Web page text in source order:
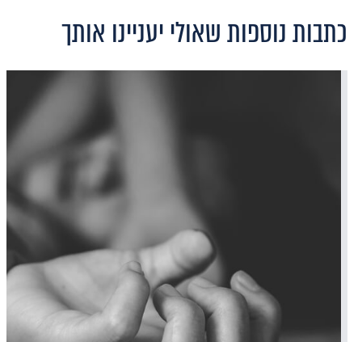
כתבות נוספות שאולי יעניינו אותך